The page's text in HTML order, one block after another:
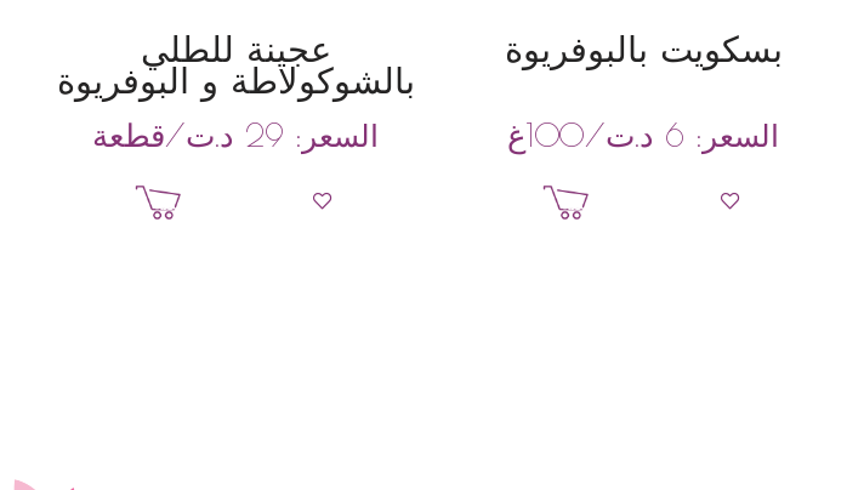
بسكويت بالبوفريوة
السعر: 6 د.ت/100غ
إضافة إلى السلة
عجينة للطلي
بالشوكولاطة و البوفريوة
السعر: 29 د.ت/قطعة
إضافة إلى السلة